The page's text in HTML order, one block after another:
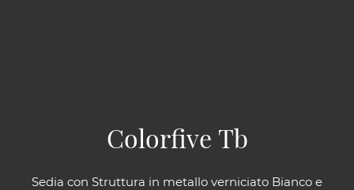
Sedia con Struttura in metallo verniciato Bianco e
Colorfive Tb